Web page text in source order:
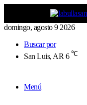
domingo, agosto 9 2026
Buscar por
San Luis, AR 6 ℃
Menú